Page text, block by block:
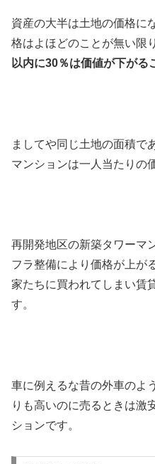
資産の大半は土地の価格に
格はよほどのことが無い限
以内に30％は価値が下が
ましてや同じ土地の面積で
マンションは一人当たりの
再開発地区の新築タワーマ
フラ整備により価格が上が
家たちに買われてしまい賃
す。
車に例えるな昔の外車のよ
りも高いのに売るときは激
ションです。